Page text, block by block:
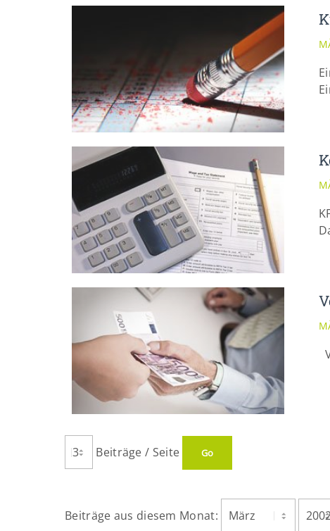
Beiträge / Seite
Beiträge aus diesem Monat: